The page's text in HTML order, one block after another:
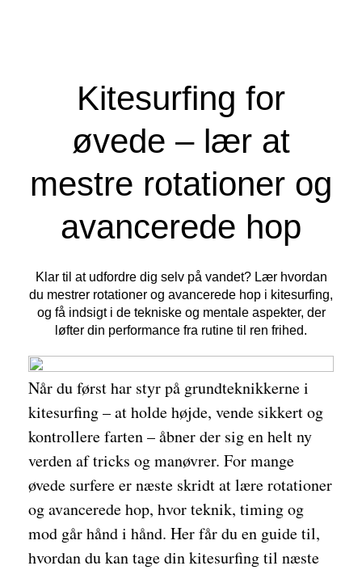
Kitesurfing for
øvede – lær at
mestre rotationer og
avancerede hop
Klar til at udfordre dig selv på vandet? Lær hvordan
du mestrer rotationer og avancerede hop i kitesurfing,
og få indsigt i de tekniske og mentale aspekter, der
løfter din performance fra rutine til ren frihed.
Når du først har styr på grundteknikkerne i
kitesurfing – at holde højde, vende sikkert og
kontrollere farten – åbner der sig en helt ny
verden af tricks og manøvrer. For mange
øvede surfere er næste skridt at lære rotationer
og avancerede hop, hvor teknik, timing og
mod går hånd i hånd. Her får du en guide til,
hvordan du kan tage din kitesurfing til næste